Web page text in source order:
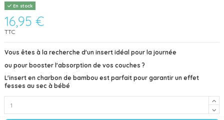
En stock
16,95 €
TTC
Vous êtes à la recherche d'un insert idéal pour la journée
ou pour booster l'absorption de vos couches ?
L'insert en charbon de bambou est parfait pour garantir un effet
fesses au sec à bébé